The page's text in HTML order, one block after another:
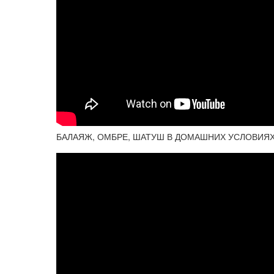
БАЛАЯЖ, ОМБРЕ, ШАТУШ В ДОМАШНИХ